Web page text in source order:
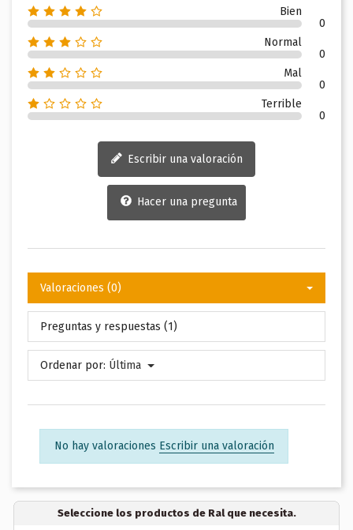
Bien
0
Normal
0
Mal
0
Terrible
0
Escribir una valoración
Hacer una pregunta
Valoraciones (0)
Preguntas y respuestas (1)
Ordenar por: Última
No hay valoraciones Escribir una valoración
Seleccione los productos de Ral que necesita.